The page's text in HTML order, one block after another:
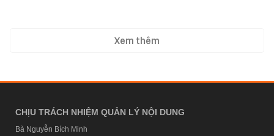
Xem thêm
CHỊU TRÁCH NHIỆM QUẢN LÝ NỘI DUNG
Bà Nguyễn Bích Minh